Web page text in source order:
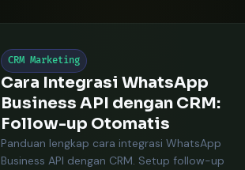
CRM Marketing
Cara Integrasi WhatsApp
Business API dengan CRM:
Follow-up Otomatis
Panduan lengkap cara integrasi WhatsApp
Business API dengan CRM. Setup follow-up